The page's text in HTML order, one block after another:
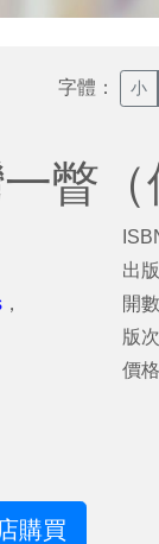
字體： 小
瞥（
，
出
開
版
價
購買